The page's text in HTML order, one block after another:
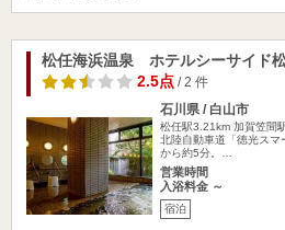
松任海浜温泉 ホテルシーサイド
2.5点/ 2 件
石川県 / 白山市
松任駅3.21km 加賀笠間
北陸自動車道「徳光スマ
から約5分。…
営業時間
入浴料金 ～
宿泊